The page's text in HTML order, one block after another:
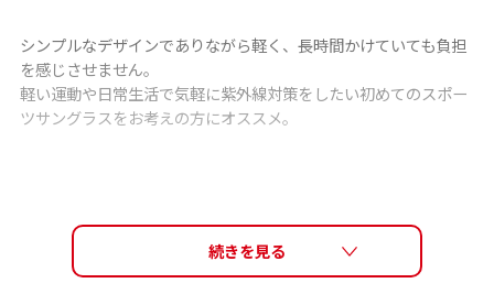
シンプルなデザインでありながら軽く、長時間かけていても負担
を感じさせません。
軽い運動や日常生活で気軽に紫外線対策をしたい初めてのスポー
ツサングラスをお考えの方にオススメ。